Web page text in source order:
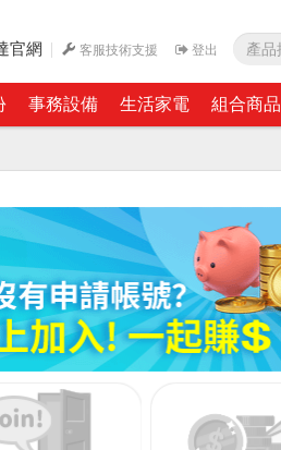
官網 客服技術支援 登出
事務設備 生活家電 組合商品